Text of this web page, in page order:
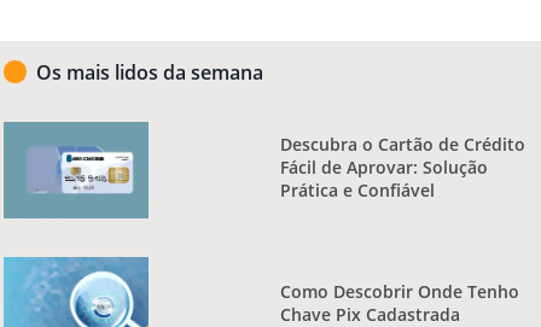
Os mais lidos da semana
Descubra o Cartão de Crédito
Fácil de Aprovar: Solução
Prática e Confiável
Como Descobrir Onde Tenho
Chave Pix Cadastrada